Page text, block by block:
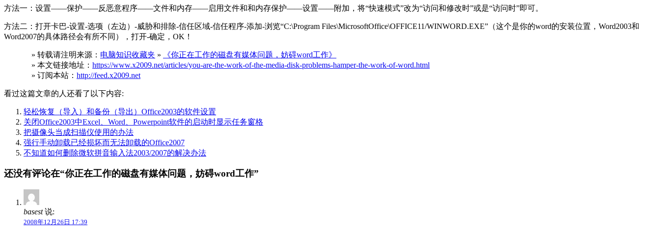
方法一：设置——保护——反恶意程序——文件和内存——启用文件和和内存保护——设置——附加，将“快速模式”改为“访问和修改时”或是“访问时”即可。
方法二：打开卡巴-设置-选项（左边）-威胁和排除-信任区域-信任程序-添加-浏览“C:\Program Files\MicrosoftOffice\OFFICE11/WINWORD.EXE”（这个是你的word的安装位置，Word2003和
Word2007的具体路径会有所不同），打开-确定，OK！
» 转载请注明来源： 电脑知识收藏夹 »
《你正在工作的磁盘有媒体问题，妨碍word工作》
» 本文链接地址： https://www.x2009.net/articles/you-are-the-work-of-the-media-disk-problems-hamper-the-work-of-word.html
» 订阅本站： http://feed.x2009.net
看过这篇文章的人还看了以下内容:
轻松恢复（导入）和备份（导出）Office2003的软件设置
关闭Office2003中Excel、Word、Powerpoint软件的启动时显示任务窗格
把摄像头当成扫描仪使用的办法
强行手动卸载已经损坏而无法卸载的Office2007
不知道如何删除微软拼音输入法2003/2007的解决办法
还没有评论在“你正在工作的磁盘有媒体问题，妨碍word工作”
basest说:
2008年12月26日 17:39